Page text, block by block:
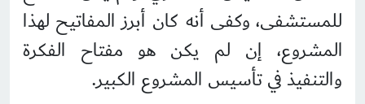
للمستشفى، وكفى أنه كان أبرز المفاتيح لهذا
المشروع، إن لم يكن هو مفتاح الفكرة
والتنفيذ في تأسيس المشروع الكبير.